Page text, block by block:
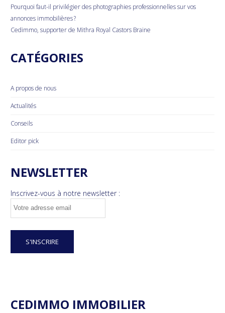
Pourquoi faut-il privilégier des photographies professionnelles sur vos
annonces immobilières ?
Cedimmo, supporter de Mithra Royal Castors Braine
CATÉGORIES
A propos de nous
Actualités
Conseils
Editor pick
NEWSLETTER
Inscrivez-vous à notre newsletter :
CEDIMMO IMMOBILIER